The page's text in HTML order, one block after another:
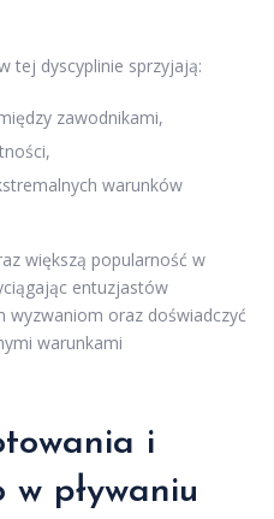
tej dyscyplinie sprzyjają:
zawodnikami,
warunków
większą popularność w
entuzjastów
wyzwaniom oraz doświadczyć
warunkami
i
w pływaniu